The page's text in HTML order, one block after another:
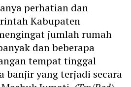
perhatian dan
Kabupaten
jumlah rumah
dan beberapa
tempat tinggal
banjir yang terjadi secara